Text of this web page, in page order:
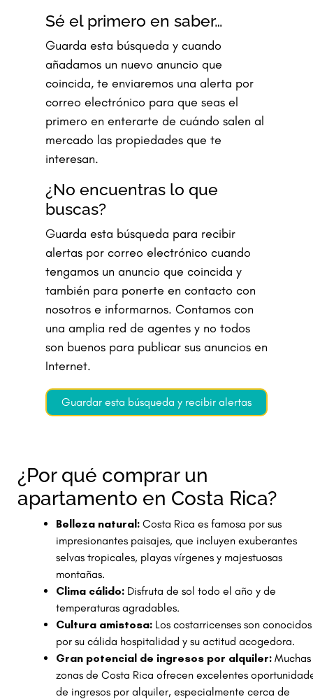
Sé el primero en saber…
Guarda esta búsqueda y cuando
añadamos un nuevo anuncio que
coincida, te enviaremos una alerta por
correo electrónico para que seas el
primero en enterarte de cuándo salen al
mercado las propiedades que te
interesan.
¿No encuentras lo que
buscas?
Guarda esta búsqueda para recibir
alertas por correo electrónico cuando
tengamos un anuncio que coincida y
también para ponerte en contacto con
nosotros e informarnos. Contamos con
una amplia red de agentes y no todos
son buenos para publicar sus anuncios en
Internet.
Guardar esta búsqueda y recibir alertas
¿Por qué comprar un
apartamento en Costa Rica?
Belleza natural: Costa Rica es famosa por sus
impresionantes paisajes, que incluyen exuberantes
selvas tropicales, playas vírgenes y majestuosas
montañas.
Clima cálido: Disfruta de sol todo el año y de
temperaturas agradables.
Cultura amistosa: Los costarricenses son conocidos
por su cálida hospitalidad y su actitud acogedora.
Gran potencial de ingresos por alquiler: Muchas
zonas de Costa Rica ofrecen excelentes
de ingresos por alquiler, especialmente cerca de